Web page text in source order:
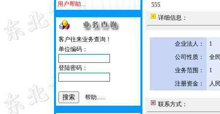
用户帮助...
客户往来业务查询！
单位编码：
登陆密码：
帮助......
555
详细信息：
企业法人：
1
公司性质：
全
业务范围：
1
注册资金：
人
联系方式：